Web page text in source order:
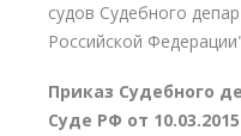
судов Судебного
Российской
Приказ Судебного
Суде РФ от